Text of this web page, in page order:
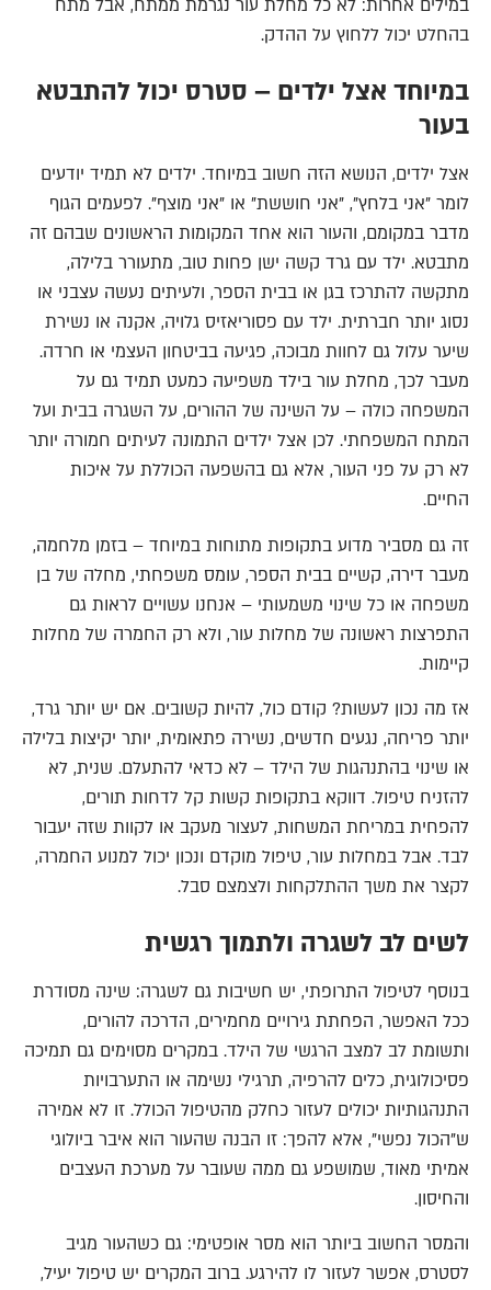
במילים אחרות: לא כל מחלת עור נגרמת ממתח, אבל מתח
בהחלט יכול ללחוץ על ההדק.
במיוחד אצל ילדים – סטרס יכול להתבטא
בעור
אצל ילדים, הנושא הזה חשוב במיוחד. ילדים לא תמיד יודעים
לומר "אני בלחץ", "אני חוששת" או "אני מוצף". לפעמים הגוף
מדבר במקומם, והעור הוא אחד המקומות הראשונים שבהם זה
מתבטא. ילד עם גרד קשה ישן פחות טוב, מתעורר בלילה,
מתקשה להתרכז בגן או בבית הספר, ולעיתים נעשה עצבני או
נסוג יותר חברתית. ילד עם פסוריאזיס גלויה, אקנה או נשירת
שיער עלול גם לחוות מבוכה, פגיעה בביטחון העצמי או חרדה.
מעבר לכך, מחלת עור בילד משפיעה כמעט תמיד גם על
המשפחה כולה – על השינה של ההורים, על השגרה בבית ועל
המתח המשפחתי. לכן אצל ילדים התמונה לעיתים חמורה יותר
לא רק על פני העור, אלא גם בהשפעה הכוללת על איכות
החיים.
זה גם מסביר מדוע בתקופות מתוחות במיוחד – בזמן מלחמה,
מעבר דירה, קשיים בבית הספר, עומס משפחתי, מחלה של בן
משפחה או כל שינוי משמעותי – אנחנו עשויים לראות גם
התפרצות ראשונה של מחלות עור, ולא רק החמרה של מחלות
קיימות.
אז מה נכון לעשות? קודם כול, להיות קשובים. אם יש יותר גרד,
יותר פריחה, נגעים חדשים, נשירה פתאומית, יותר יקיצות בלילה
או שינוי בהתנהגות של הילד – לא כדאי להתעלם. שנית, לא
להזניח טיפול. דווקא בתקופות קשות קל לדחות תורים,
להפחית במריחת המשחות, לעצור מעקב או לקוות שזה יעבור
לבד. אבל במחלות עור, טיפול מוקדם ונכון יכול למנוע החמרה,
לקצר את משך ההתלקחות ולצמצם סבל.
לשים לב לשגרה ולתמוך רגשית
בנוסף לטיפול התרופתי, יש חשיבות גם לשגרה: שינה מסודרת
ככל האפשר, הפחתת גירויים מחמירים, הדרכה להורים,
ותשומת לב למצב הרגשי של הילד. במקרים מסוימים גם תמיכה
פסיכולוגית, כלים להרפיה, תרגילי נשימה או התערבויות
התנהגותיות יכולים לעזור כחלק מהטיפול הכולל. זו לא אמירה
ש"הכול נפשי", אלא להפך: זו הבנה שהעור הוא איבר ביולוגי
אמיתי מאוד, שמושפע גם ממה שעובר על מערכת העצבים
והחיסון.
והמסר החשוב ביותר הוא מסר אופטימי: גם כשהעור מגיב
לסטרס, אפשר לעזור לו להירגע. ברוב המקרים יש טיפול יעיל,